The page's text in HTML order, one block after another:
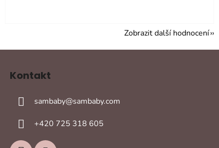
Zobrazit další hodnocení
Kontakt
sambaby@sambaby.com
+420 725 318 605